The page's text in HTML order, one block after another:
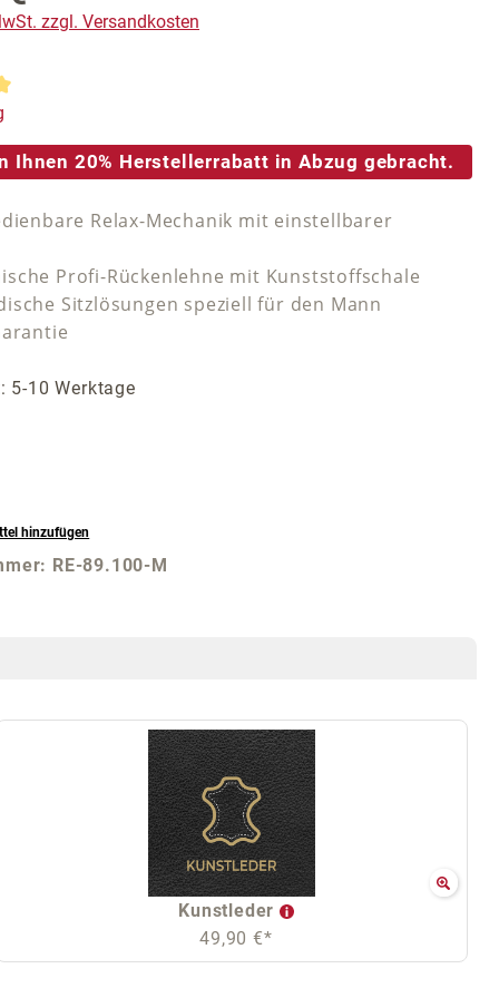
zzgl. Versandkosten
Bewertung von 5 von 5 Sternen
Ihnen 20% Herstellerrabatt in Abzug gebracht.
Relax-Mechanik mit einstellbarer
Profi-Rückenlehne mit Kunststoffschale
Sitzlösungen speziell für den Mann
5-10 Werktage
hinzufügen
RE-89.100-M
Kunstleder
49,90 €*